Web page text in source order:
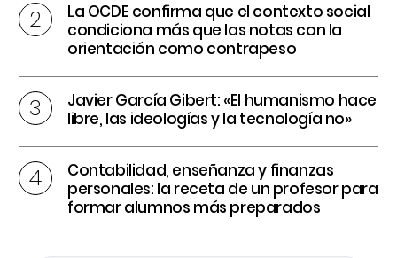
La OCDE confirma que el contexto social
condiciona más que las notas con la
orientación como contrapeso
Javier García Gibert: «El humanismo hace
libre, las ideologías y la tecnología no»
Contabilidad, enseñanza y finanzas
personales: la receta de un profesor para
formar alumnos más preparados